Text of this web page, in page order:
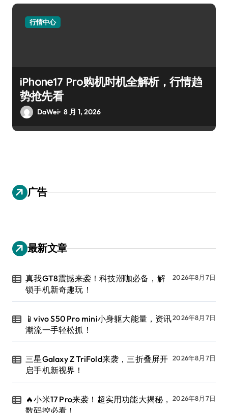
行情中心
iPhone17 Pro购机时机全解析，行情趋
势抢先看
DaWei 8 月 1, 2026
广告
最新文章
真我GT8震撼来袭！科技潮咖必备，解
锁手机新奇趣玩！
2026年8月7日
📱vivo S50 Pro mini小身躯大能量，资讯
潮流一手轻松抓！
2026年8月7日
三星Galaxy Z TriFold来袭，三折叠屏开
启手机新视界！
2026年8月7日
🔥小米17 Pro来袭！超实用功能大揭秘，
数码控必看！
2026年8月7日